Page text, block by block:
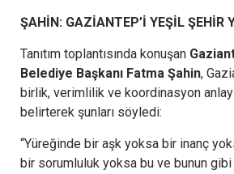
ŞAHİN: GAZİANTEP’İ YEŞİL ŞEHİR
Tanıtım toplantısında konuşan
Belediye Başkanı Fatma Şahin,
birlik, verimlilik ve koordinasyon
belirterek şunları söyledi:
“Yüreğinde bir aşk yoksa bir inanç
bir sorumluluk yoksa bu ve bunun